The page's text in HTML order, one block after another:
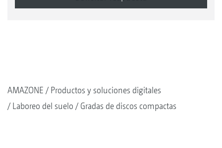
AMAZONE
Productos y soluciones digitales
Laboreo del suelo
Gradas de discos compactas